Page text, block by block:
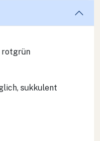
rotgrün
sukkulent